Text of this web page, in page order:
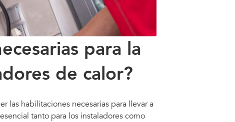
para la
de calor?
las habilitaciones necesarias para llevar a
tanto para los instaladores como